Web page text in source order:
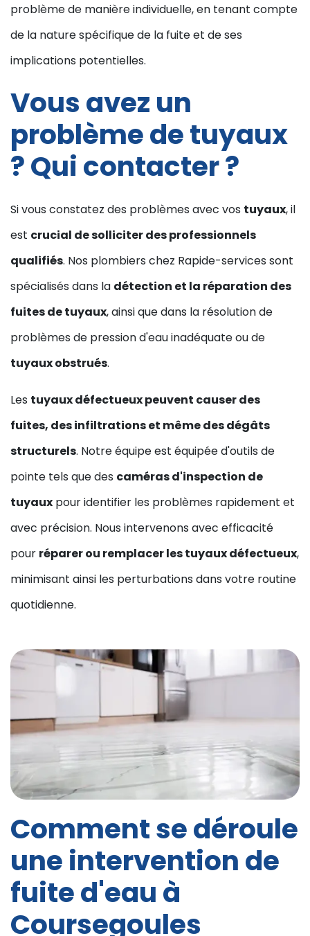
problème de manière individuelle, en tenant compte
de la nature spécifique de la fuite et de ses
implications potentielles.
Vous avez un
problème de tuyaux
? Qui contacter ?
Si vous constatez des problèmes avec vos tuyaux, il
est crucial de solliciter des professionnels
qualifiés. Nos plombiers chez Rapide-services sont
spécialisés dans la détection et la réparation des
fuites de tuyaux, ainsi que dans la résolution de
problèmes de pression d'eau inadéquate ou de
tuyaux obstrués.
Les tuyaux défectueux peuvent causer des
fuites, des infiltrations et même des dégâts
structurels. Notre équipe est équipée d'outils de
pointe tels que des caméras d'inspection de
tuyaux pour identifier les problèmes rapidement et
avec précision. Nous intervenons avec efficacité
pour réparer ou remplacer les tuyaux défectueux,
minimisant ainsi les perturbations dans votre routine
quotidienne.
Comment se déroule
une intervention de
fuite d'eau à
Coursegoules